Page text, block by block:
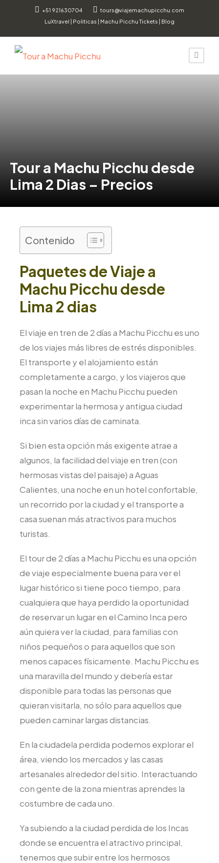
+51 921630704
tours@viajemachupicchu.com
LuXtravel | Politicas | Machu Picchu Tickets | Blog
Tour a Machu Picchu desde
Lima 2 Dias – Precios
Contenido
Paquetes de Viaje a
Machu Picchu desde
Lima 2 dias
El viaje en tren de 2 días a Machu Picchu es uno
de los viajes más libres de estrés disponibles.
El transporte y el alojamiento están
completamente a cargo, y los viajeros que
pasan la noche en Machu Picchu pueden
experimentar la hermosa y antigua ciudad
inca sin varios días de caminata.
Si bien esta opción más exigente atrae a
algunos, la facilidad del viaje en tren (con
hermosas vistas del paisaje) a Aguas
Calientes, una noche en un hotel confortable,
un recorrido por la ciudad y el transporte a
casa suenan más atractivos para muchos
turistas.
El tour de 2 días a Machu Picchu es una opción
de viaje especialmente buena para ver el
lugar histórico si tiene poco tiempo, para
cualquiera que haya perdido la oportunidad
de reservar un lugar en el Camino Inca pero
aún quiera ver la ciudad, para familias con
niños pequeños o para aquellos que son
menos capaces físicamente. Machu Picchu es
una maravilla del mundo y debería estar
disponible para todas las personas que
quieran visitarla, no sólo para aquellos que
pueden caminar largas distancias.
En la ciudadela perdida podemos explorar el
área, viendo los mercados y las casas
artesanales alrededor del sitio. Interactuando
con gente de la zona mientras aprendes la
costumbre de cada uno.
Ya subiendo a la ciudad perdida de los Incas
donde se encuentra el atractivo principal,
tenemos que subir entre los hermosos